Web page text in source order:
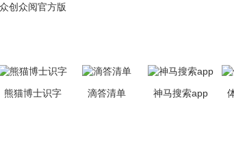
众创众阅官方版
熊猫博士识字 滴答清单 神马搜索app